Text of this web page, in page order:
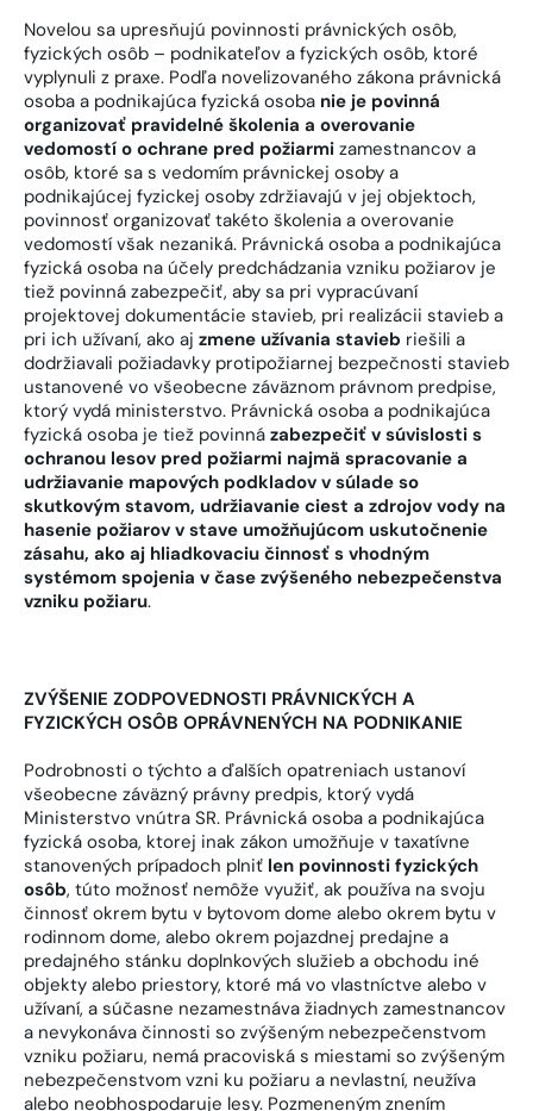
Novelou sa upresňujú povinnosti právnických osôb,
fyzických osôb – podnikateľov a fyzických osôb, ktoré
vyplynuli z praxe. Podľa novelizovaného zákona právnická
osoba a podnikajúca fyzická osoba nie je povinná
organizovať pravidelné školenia a overovanie
vedomostí o ochrane pred požiarmi zamestnancov a
osôb, ktoré sa s vedomím právnickej osoby a
podnikajúcej fyzickej osoby zdržiavajú v jej objektoch,
povinnosť organizovať takéto školenia a overovanie
vedomostí však nezaniká. Právnická osoba a podnikajúca
fyzická osoba na účely predchádzania vzniku požiarov je
tiež povinná zabezpečiť, aby sa pri vypracúvaní
projektovej dokumentácie stavieb, pri realizácii stavieb a
pri ich užívaní, ako aj zmene užívania stavieb riešili a
dodržiavali požiadavky protipožiarnej bezpečnosti stavieb
ustanovené vo všeobecne záväznom právnom predpise,
ktorý vydá ministerstvo. Právnická osoba a podnikajúca
fyzická osoba je tiež povinná zabezpečiť v súvislosti s
ochranou lesov pred požiarmi najmä spracovanie a
udržiavanie mapových podkladov v súlade so
skutkovým stavom, udržiavanie ciest a zdrojov vody na
hasenie požiarov v stave umožňujúcom uskutočnenie
zásahu, ako aj hliadkovaciu činnosť s vhodným
systémom spojenia v čase zvýšeného nebezpečenstva
vzniku požiaru.
ZVÝŠENIE ZODPOVEDNOSTI PRÁVNICKÝCH A
FYZICKÝCH OSÔB OPRÁVNENÝCH NA PODNIKANIE
Podrobnosti o týchto a ďalších opatreniach ustanoví
všeobecne záväzný právny predpis, ktorý vydá
Ministerstvo vnútra SR. Právnická osoba a podnikajúca
fyzická osoba, ktorej inak zákon umožňuje v taxatívne
stanovených prípadoch plniť len povinnosti fyzických
osôb, túto možnosť nemôže využiť, ak používa na svoju
činnosť okrem bytu v bytovom dome alebo okrem bytu v
rodinnom dome, alebo okrem pojazdnej predajne a
predajného stánku doplnkových služieb a obchodu iné
objekty alebo priestory, ktoré má vo vlastníctve alebo v
užívaní, a súčasne nezamestnáva žiadnych zamestnancov
a nevykonáva činnosti so zvýšeným nebezpečenstvom
vzniku požiaru, nemá pracoviská s miestami so zvýšeným
nebezpečenstvom vzni ku požiaru a nevlastní, neužíva
alebo neobhospodaruje lesy. Pozmeneným znením